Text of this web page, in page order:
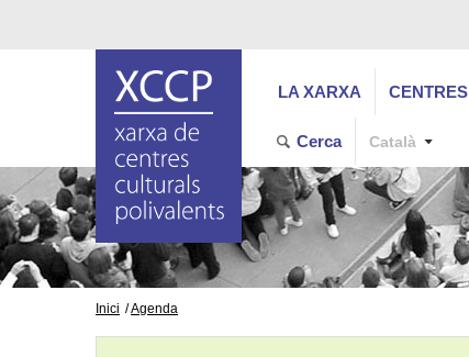
LA XARXA CENTRES
Cerca Català
Inici Agenda